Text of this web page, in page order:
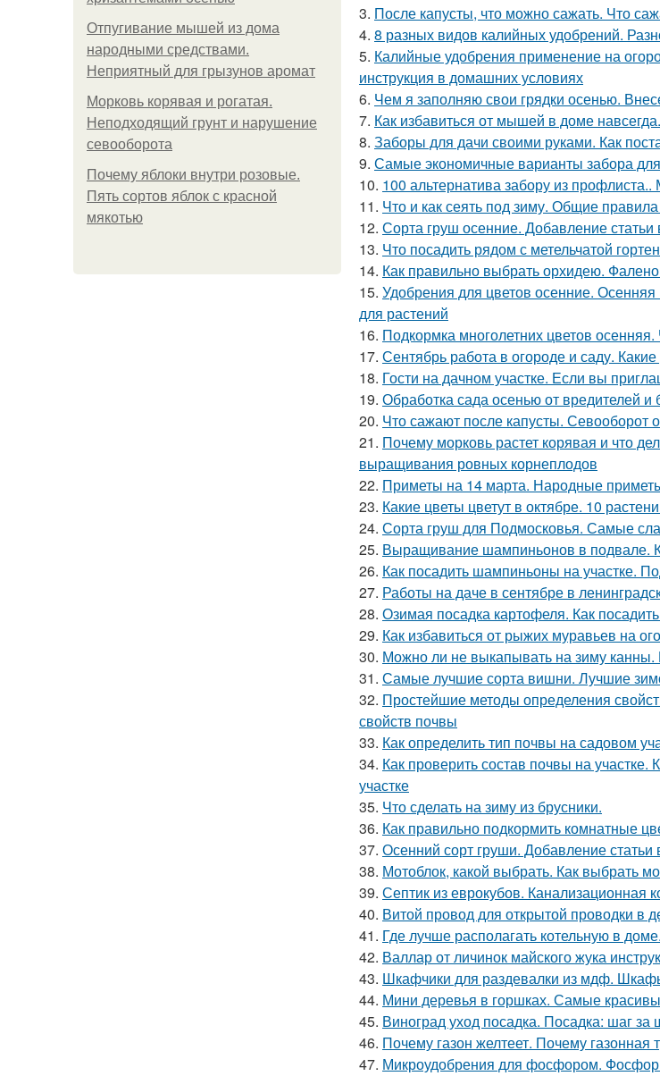
Отпугивание мышей из дома
народными средствами.
Неприятный для грызунов аромат
Морковь корявая и рогатая.
Неподходящий грунт и нарушение
севооборота
Почему яблоки внутри розовые.
Пять сортов яблок с красной
мякотью
3. После капусты, что можно сажать. Что
4. 8 разных видов калийных удобрений.
5. Калийные удобрения применение на
инструкция в домашних условиях
6. Чем я заполняю свои грядки осенью.
7. Как избавиться от мышей в доме навсегда.
8. Заборы для дачи своими руками. Как
9. Самые экономичные варианты забора
10. 100 альтернатива забору из профлиста..
11. Что и как сеять под зиму. Общие
12. Сорта груш осенние. Добавление
13. Что посадить рядом с метельчатой
14. Как правильно выбрать орхидею.
15. Удобрения для цветов осенние.
для растений
16. Подкормка многолетних цветов
17. Сентябрь работа в огороде и саду.
18. Гости на дачном участке. Если вы
19. Обработка сада осенью от вредителей
20. Что сажают после капусты. Севооборот
21. Почему морковь растет корявая и что
выращивания ровных корнеплодов
22. Приметы на 14 марта. Народные
23. Какие цветы цветут в октябре. 10
24. Сорта груш для Подмосковья. Самые
25. Выращивание шампиньонов в подвале.
26. Как посадить шампиньоны на участке.
27. Работы на даче в сентябре в
28. Озимая посадка картофеля. Как
29. Как избавиться от рыжих муравьев на
30. Можно ли не выкапывать на зиму
31. Самые лучшие сорта вишни. Лучшие
32. Простейшие методы определения
свойств почвы
33. Как определить тип почвы на садовом
34. Как проверить состав почвы на
участке
35. Что сделать на зиму из брусники.
36. Как правильно подкормить комнатные
37. Осенний сорт груши. Добавление статьи
38. Мотоблок, какой выбрать. Как выбрать
39. Септик из еврокубов. Канализационная
40. Витой провод для открытой проводки
41. Где лучше располагать котельную в
42. Валлар от личинок майского жука
43. Шкафчики для раздевалки из мдф.
44. Мини деревья в горшках. Самые
45. Виноград уход посадка. Посадка: шаг за
46. Почему газон желтеет. Почему газонная
47. Микроудобрения для фосфором.